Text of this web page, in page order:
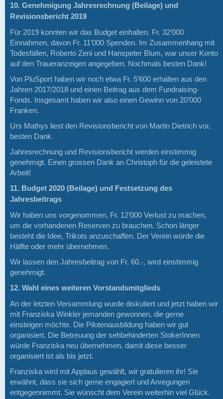
10. Genehmigung Jahresrechnung (Beilage) und
Revisionsbericht 2019
Für 2019 konnten wir das Budget einhalten. Fr. 32’000
Einnahmen, davon Fr. 11’000 Spenden. Im Zusammenhang mit
Todesfällen, Roberto Zeni und Hanspeter Blum, war unser Konto
auf den Traueranzeigen angegeben. Nochmals besten Dank!
Von PluSport haben wir noch etwa Fr. 5’600 erhalten aus den
Jahren 2017/2018 und einen Beitrag aus dem Fundraising-
Fonds. Insgesamt haben wir also einen Gewinn von 20’000
Franken.
Urs Mathys liest den Revisionsbericht von Martin Dietrich vor,
besten Dank.
Jahresrechnung und Revisionsbericht werden einstimmig
genehmigt. Einen grossen Dank an Christoph für die geleistete
Arbeit!
11. Budget 2020 (Beilage) und Festsetzung des
Jahresbeitrags
Wir haben uns vorgenommen, Fr. 12’000 Verlust zu machen,
um die vorhandenen Reserven zu brauchen. Schon länger
besteht die Idee, Trikots anzuschaffen. Der Verein würde die
Hälfte oder mehr übernehmen.
Wir lassen den Jahresbeitrag von Fr. 60.-, wird einstimmig
genehmigt.
12. Wahl eines weiteren Vorstandsmitglieds
An der letzten Versammlung wurde diskutiert und jetzt haben wir
mit Franziska Winkler jemanden gewonnen, die gerne
einsteigen möchte. Die Pilotenausbildung haben wir gut
organisiert. Die Betreuung der sehbehinderten StokerInnen
würde Franziska neu übernehmen, damit diese besser
organisiert ist als bis jetzt.
Franziska wird mit Applaus gewählt, wir gratulieren ihr! Sie
erwähnt, dass sie sich gerne engagiert und Anregungen
entgegennimmt. Sie wünscht dem Verein weiterhin viel Glück.